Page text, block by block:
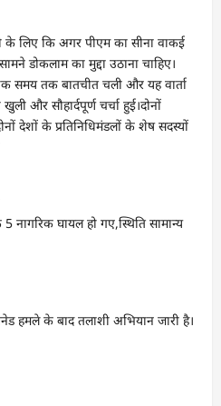
के लिए कि अगर पीएम का सीना वाकई
डोकलाम का मुद्दा उठाना चाहिए।
समय तक बातचीत चली और यह वार्ता
और सौहार्दपूर्ण चर्चा हुई।दोनों
देशों के प्रतिनिधिमंडलों के शेष सदस्यों
घायल हो गए,स्थिति सामान्य
हमले के बाद तलाशी अभियान जारी है।